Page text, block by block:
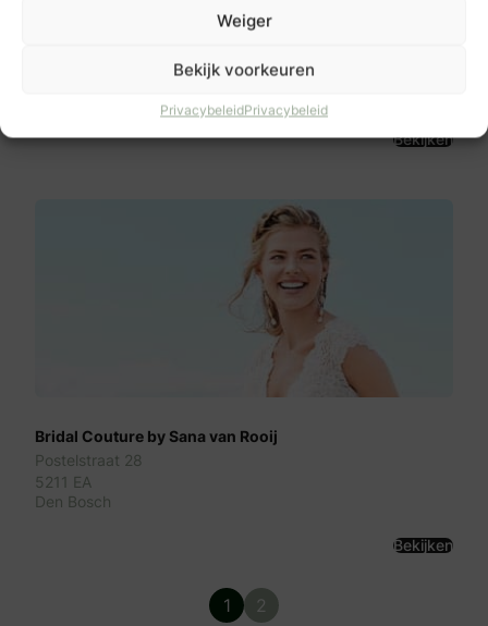
Weiger
Bekijk voorkeuren
PrivacybeleidPrivacybeleid
Bekijken
Bridal Couture by Sana van Rooij
Postelstraat 28
5211 EA
Den Bosch
Bekijken
1 2